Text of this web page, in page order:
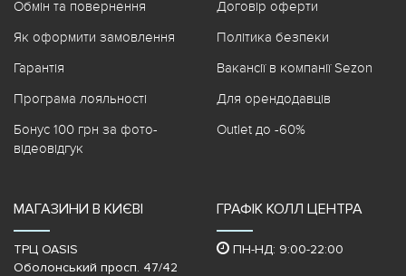
Обмін та повернення
Як оформити замовлення
Гарантія
Програма лояльності
Бонус 100 грн за фото-
відеовідгук
Договір оферти
Політика безпеки
Вакансії в компанії Sezon
Для орендодавців
Outlet до -60%
МАГАЗИНИ В КИЄВІ
ТРЦ OASIS
Оболонський просп. 47/42
ГРАФІК КОЛЛ ЦЕНТРА
ПН-НД: 9:00-22:00